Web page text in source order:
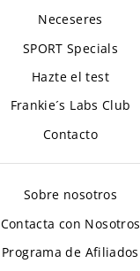
Neceseres
SPORT Specials
Hazte el test
Frankie´s Labs Club
Contacto
Sobre nosotros
Contacta con Nosotros
Programa de Afiliados